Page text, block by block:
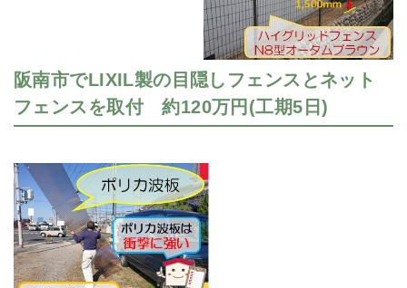
阪南市でLIXIL製の目隠しフェンスとネット
フェンスを取付 約120万円(工期5日)